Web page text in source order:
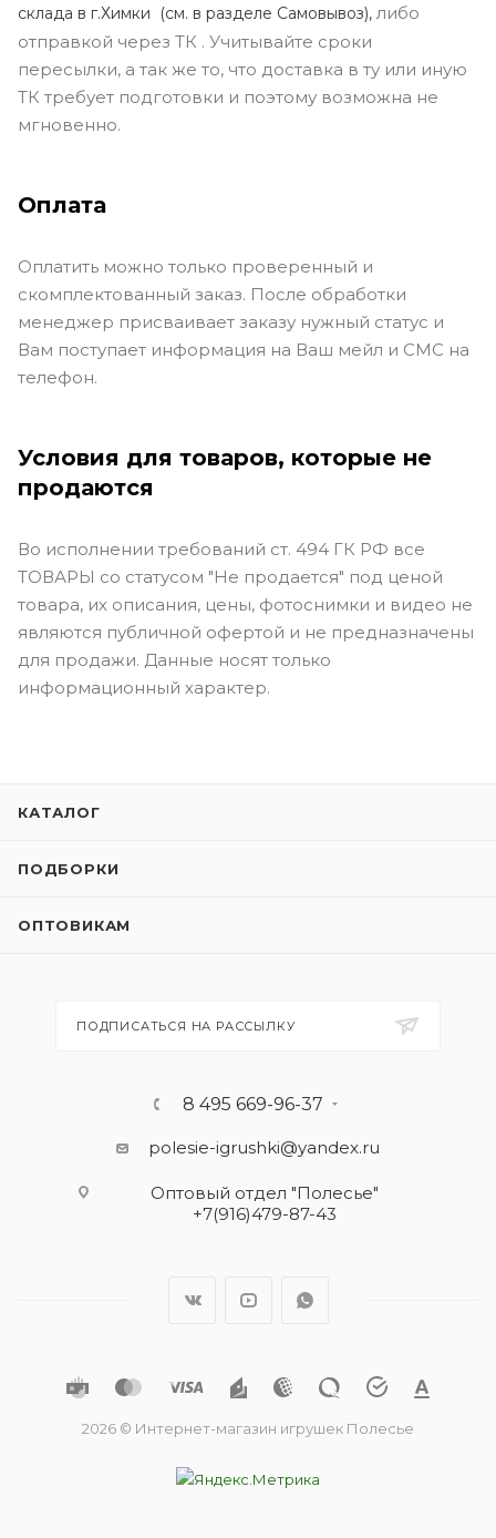
склада в г.Химки (см. в разделе Самовывоз), либо
отправкой через ТК . Учитывайте сроки
пересылки, а так же то, что доставка в ту или иную
ТК требует подготовки и поэтому возможна не
мгновенно.
Оплата
Оплатить можно только проверенный и
скомплектованный заказ. После обработки
менеджер присваивает заказу нужный статус и
Вам поступает информация на Ваш мейл и СМС на
телефон.
Условия для товаров, которые не
продаются
Во исполнении требований ст. 494 ГК РФ все
ТОВАРЫ со статусом "Не продается" под ценой
товара, их описания, цены, фотоснимки и видео не
являются публичной офертой и не предназначены
для продажи. Данные носят только
информационный характер.
КАТАЛОГ
ПОДБОРКИ
ОПТОВИКАМ
ПОДПИСАТЬСЯ НА РАССЫЛКУ
8 495 669-96-37
polesie-igrushki@yandex.ru
Оптовый отдел "Полесье"
+7(916)479-87-43
2026 © Интернет-магазин игрушек Полесье